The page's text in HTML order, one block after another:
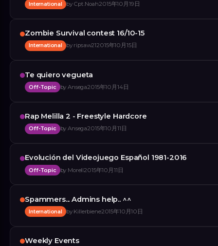
International by Cpt.Noah2015年10月19日
Zombie Survival contest 16/10-15
International by ripsaw212015年10月15日
Te quiero vegueta
Off-Topic by Ansega2015年10月14日
Rap Melilla 2 - Freestyle Hardcore
Off-Topic by Ansega2015年10月11日
Evolución del Videojuego Español 1981-2016
Off-Topic by Morell2015年10月11日
Spammers... Admins help.. ^^
International by Killerbiene2015年10月10日
Weekly Events